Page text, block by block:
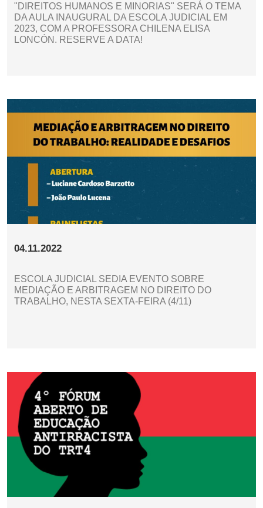
"DIREITOS HUMANOS E MINORIAS" SERÁ O TEMA
DA AULA INAUGURAL DA ESCOLA JUDICIAL EM
2023, COM A PROFESSORA CHILENA ELISA
LONCÓN. RESERVE A DATA!
04.11.2022
ESCOLA JUDICIAL SEDIA EVENTO SOBRE
MEDIAÇÃO E ARBITRAGEM NO DIREITO DO
TRABALHO, NESTA SEXTA-FEIRA (4/11)